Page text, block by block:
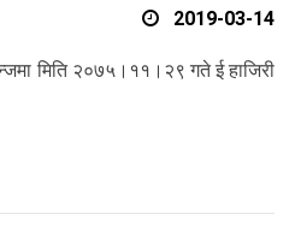
2019-03-14
मिति २०७५।११।२९ गते ई हाजिरी